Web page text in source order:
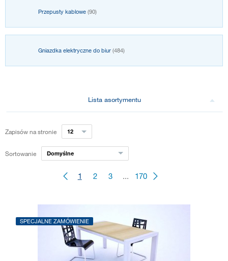
Przepusty kablowe (90)
Gniazdka elektryczne do biur (484)
Lista asortymentu
Zapisów na stronie 12
Sortowanie Domyślne
1 2 3 ... 170
SPECJALNE ZAMÓWIENIE